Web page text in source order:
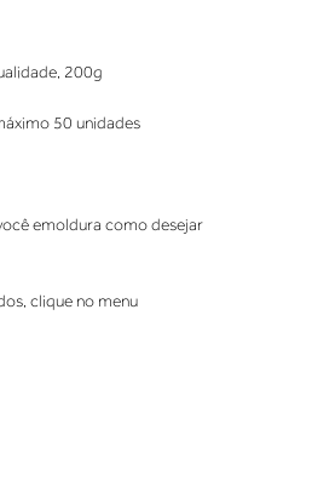
200g
50 unidades
emoldura como desejar
clique no menu